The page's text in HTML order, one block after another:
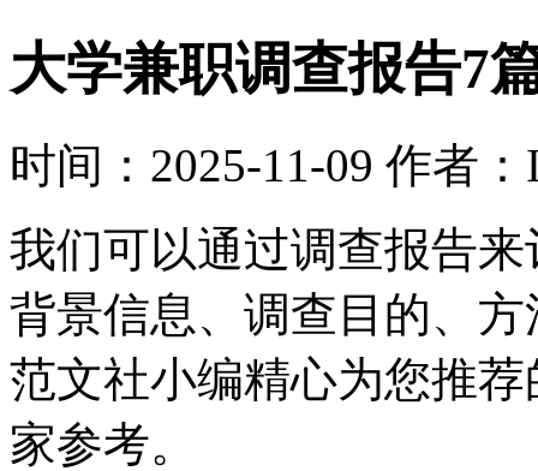
大学兼职调查报告7
时间：2025-11-09 作者：
我们可以通过调查报告
背景信息、调查目的、
范文社小编精心为您推
家参考。